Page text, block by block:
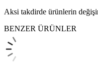
Aksi takdirde ürünlerin
BENZER ÜRÜNLER